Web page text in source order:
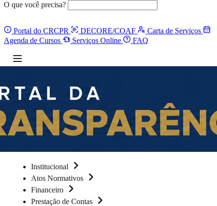
O que você precisa?
Portal do CRCPR DECORE/COAF
Carta de Serviços
Agenda de Cursos
Serviços Online FAQ
Institucional
Atos Normativos
Financeiro
Prestação de Contas